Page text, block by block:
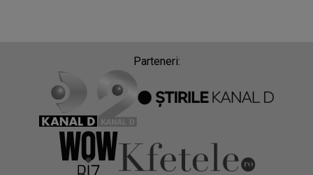
Parteneri: